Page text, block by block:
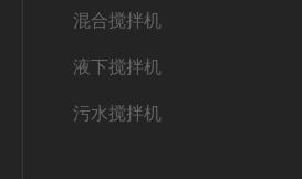
混合搅拌机
液下搅拌机
污水搅拌机